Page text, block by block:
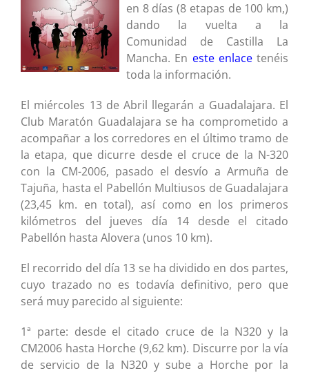
en 8 días (8 etapas de 100 km,)
dando la vuelta a la
Comunidad de Castilla La
Mancha. En este enlace tenéis
toda la información.
El miércoles 13 de Abril llegarán a Guadalajara. El
Club Maratón Guadalajara se ha comprometido a
acompañar a los corredores en el último tramo de
la etapa, que dicurre desde el cruce de la N-320
con la CM-2006, pasado el desvío a Armuña de
Tajuña, hasta el Pabellón Multiusos de Guadalajara
(23,45 km. en total), así como en los primeros
kilómetros del jueves día 14 desde el citado
Pabellón hasta Alovera (unos 10 km).
El recorrido del día 13 se ha dividido en dos partes,
cuyo trazado no es todavía definitivo, pero que
será muy parecido al siguiente:
1ª parte: desde el citado cruce de la N320 y la
CM2006 hasta Horche (9,62 km). Discurre por la vía
de servicio de la N320 y sube a Horche por la